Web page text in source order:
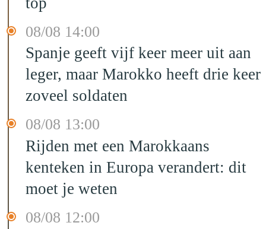
08/08 14:00
Spanje geeft vijf keer meer uit aan
leger, maar Marokko heeft drie keer
zoveel soldaten
08/08 13:00
Rijden met een Marokkaans
kenteken in Europa verandert: dit
moet je weten
08/08 12:00